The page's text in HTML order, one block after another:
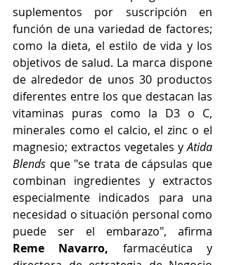
suplementos por suscripción en
función de una variedad de factores;
como la dieta, el estilo de vida y los
objetivos de salud. La marca dispone
de alrededor de unos 30 productos
diferentes entre los que destacan las
vitaminas puras como la D3 o C,
minerales como el calcio, el zinc o el
magnesio; extractos vegetales y Atida
Blends que "se trata de cápsulas que
combinan ingredientes y extractos
especialmente indicados para una
necesidad o situación personal como
Reme Navarro, farmacéutica y